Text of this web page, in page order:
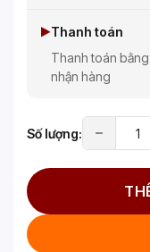
Thanh toán
Thanh toán
nhận hàng
Số lượng: